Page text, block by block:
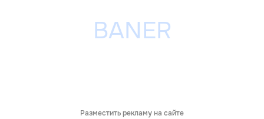
Разместить рекламу на сайте